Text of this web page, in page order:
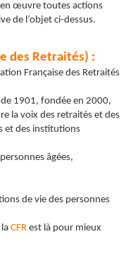
œuvre toutes actions
de l’objet ci-dessus.
des Retraités) :
Française des Retraités
1901, fondée en 2000,
la voix des retraités et des
et des institutions
âgées,
de vie des personnes
CFR est là pour mieux